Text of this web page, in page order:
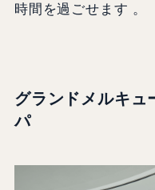
時間を過ごせます 。
グランドメルキュ
パ